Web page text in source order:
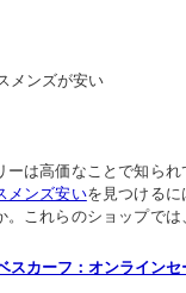
メンズが安い
ーは高価なことで知ら
メンズ安いを見つけるに
。これらのショップで
スカーフ：オンラインセ